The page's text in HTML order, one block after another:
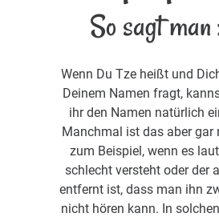
So sagt man
Wenn Du Tze heißt und
Deinem Namen fragt,
ihr den Namen natürlich
Manchmal ist das aber gar
zum Beispiel, wenn es
schlecht versteht oder der
entfernt ist, dass man ihn
nicht hören kann. In